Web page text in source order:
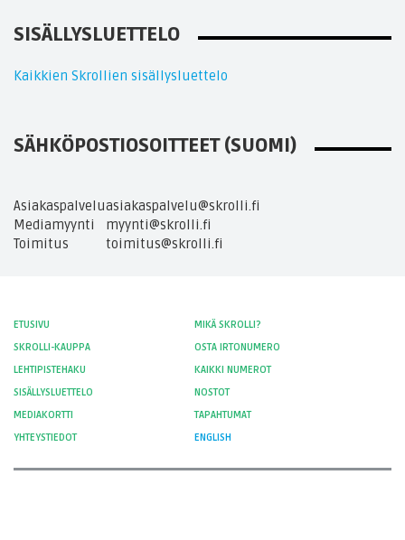
SISÄLLYSLUETTELO
Kaikkien Skrollien sisällysluettelo
SÄHKÖPOSTIOSOITTEET (SUOMI)
Asiakaspalveluasiakaspalvelu@skrolli.fi
Mediamyynti
myynti@skrolli.fi
Toimitus
toimitus@skrolli.fi
ETUSIVU
MIKÄ SKROLLI?
SKROLLI-KAUPPA
OSTA IRTONUMERO
LEHTIPISTEHAKU
KAIKKI NUMEROT
SISÄLLYSLUETTELO
NOSTOT
MEDIAKORTTI
TAPAHTUMAT
YHTEYSTIEDOT
ENGLISH